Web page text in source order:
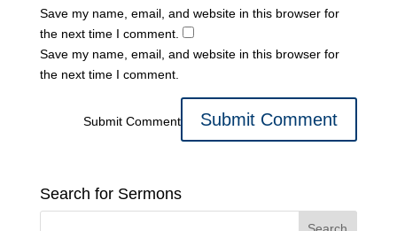
Save my name, email, and website in this browser for
the next time I comment.
Save my name, email, and website in this browser for
the next time I comment.
Submit Comment
Search for Sermons